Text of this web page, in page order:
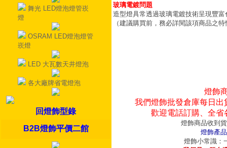
舞光 LED燈泡燈管崁
燈
OSRAM LED燈泡燈管
崁燈
LED 大瓦數天井燈泡
各大廠牌省電燈泡
回燈飾型錄
B2B燈飾平價二館
玻璃電鍍問題
造型燈具常透過玻璃電鍍技術呈現豐
（建議購買前，務必詳閱該項商品之
燈飾
我們燈飾批發倉庫每日
歡迎電話訂購、全
燈飾商品收到
燈飾產
燈飾小常識：